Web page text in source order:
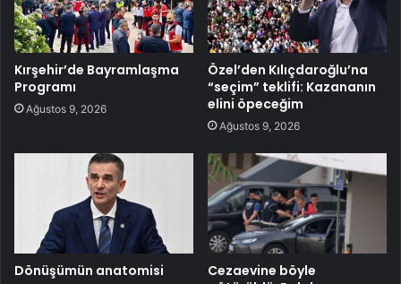
Kırşehir’de Bayramlaşma
Programı
Ağustos 9, 2026
Özel’den Kılıçdaroğlu’na
“seçim” teklifi: Kazananın
elini öpeceğim
Ağustos 9, 2026
Dönüşümün anatomisi
Cezaevine böyle